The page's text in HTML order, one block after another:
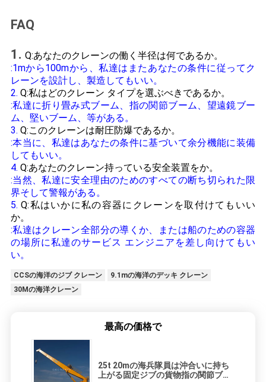
FAQ
1. Q:あなたのクレーンの働く半径は何であるか。
:1mから100mから、私達はまたあなたの条件に従ってク
レーンを設計し、製造してもいい。
2. Q:私はどのクレーン タイプを選ぶべきであるか。
:私達に折り畳み式ブーム、指の関節ブーム、望遠鏡ブー
ム、堅いブーム、等がある。
3. Q:このクレーンは耐圧防爆であるか。
:本当に、私達はあなたの条件に基づいて余分機能に装備
してもいい。
4. Q:あなたのクレーン持っている安全装置をか。
:当然、私達に安全理由のためのすべての断ち切られた限
界そして警報がある。
5.Q:私はいかに私の容器にクレーンを取付けてもいい
か。
:私達はクレーン全部分の導くか、または船のための容器
の場所に私達のサービス エンジニアを差し向けてもい
い。
CCSの海洋のジブ クレーン
9.1mの海洋のデッキ クレーン
30Mの海洋クレーン
最高の価格で
25t 20mの海兵隊員は沖合いに持ち
上がる固定ジブの貨物指の関節ブー